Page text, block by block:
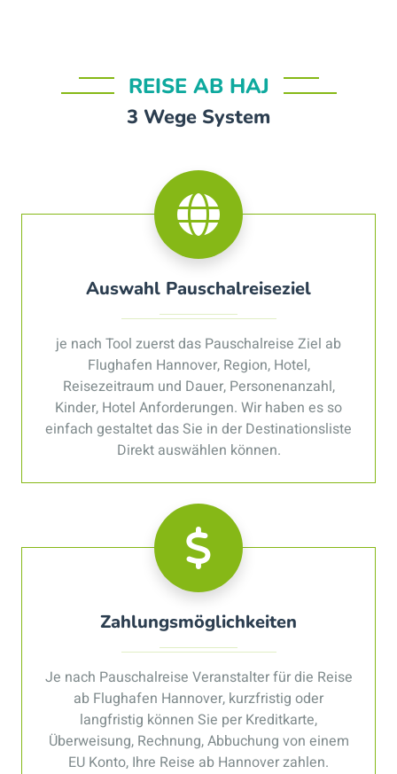
REISE AB HAJ
3 Wege System
Auswahl Pauschalreiseziel
je nach Tool zuerst das Pauschalreise Ziel ab
Flughafen Hannover, Region, Hotel,
Reisezeitraum und Dauer, Personenanzahl,
Kinder, Hotel Anforderungen. Wir haben es so
einfach gestaltet das Sie in der Destinationsliste
Direkt auswählen können.
Zahlungsmöglichkeiten
Je nach Pauschalreise Veranstalter für die Reise
ab Flughafen Hannover, kurzfristig oder
langfristig können Sie per Kreditkarte,
Überweisung, Rechnung, Abbuchung von einem
EU Konto, Ihre Reise ab Hannover zahlen.